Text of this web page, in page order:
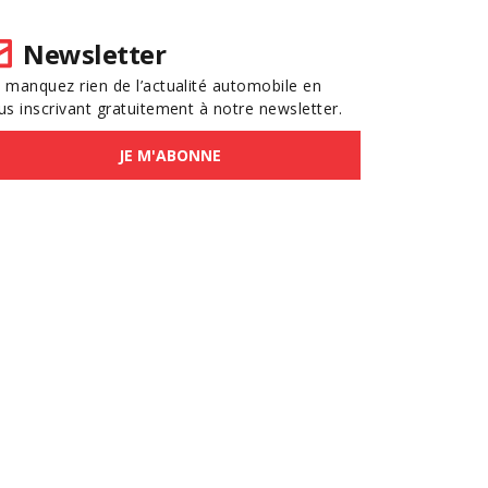
Newsletter
manquez rien de l’actualité automobile en
inscrivant gratuitement à notre newsletter.
JE M'ABONNE